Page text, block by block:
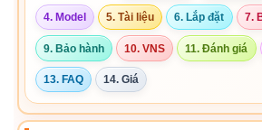
4. Model 5. Tài liệu 6. Lắp đặt 7.
9. Bảo hành 10. VNS 11. Đánh giá
13. FAQ 14. Giá